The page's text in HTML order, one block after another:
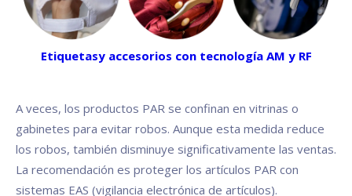
Etiquetasy accesorios con tecnología AM y RF
A veces, los productos PAR se confinan en vitrinas o
gabinetes para evitar robos. Aunque esta medida reduce
los robos, también disminuye significativamente las ventas.
La recomendación es proteger los artículos PAR con
sistemas EAS (vigilancia electrónica de artículos).